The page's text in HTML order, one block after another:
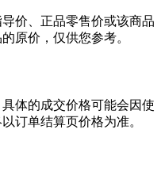
价、正品零售价或该商品
原价，仅供您参考。
体的成交价格可能会因使
订单结算页价格为准。